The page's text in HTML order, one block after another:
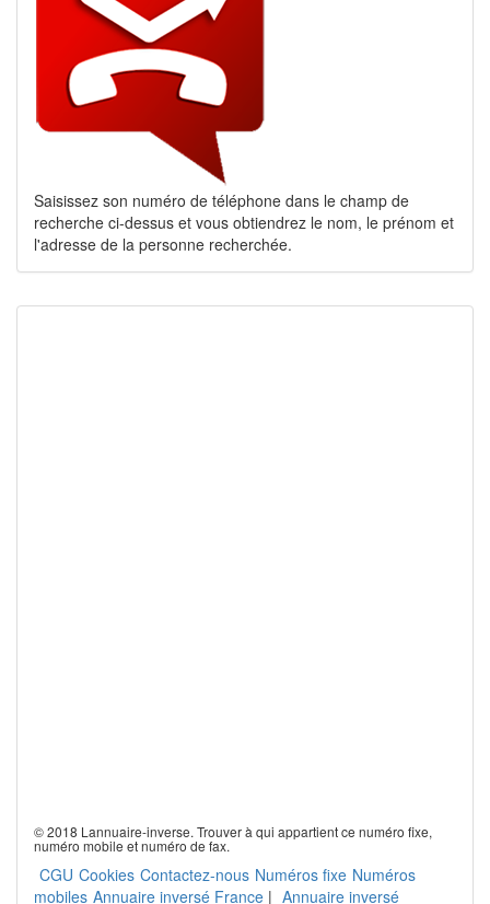
Saisissez son numéro de téléphone dans le champ de
recherche ci-dessus et vous obtiendrez le nom, le prénom et
l'adresse de la personne recherchée.
© 2018 Lannuaire-inverse. Trouver à qui appartient ce numéro fixe,
numéro mobile et numéro de fax.
CGU Cookies Contactez-nous Numéros fixe Numéros
mobiles Annuaire inversé France | Annuaire inversé